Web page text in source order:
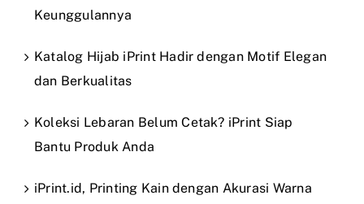
Keunggulannya
Katalog Hijab iPrint Hadir dengan Motif Elegan
dan Berkualitas
Koleksi Lebaran Belum Cetak? iPrint Siap
Bantu Produk Anda
iPrint.id, Printing Kain dengan Akurasi Warna